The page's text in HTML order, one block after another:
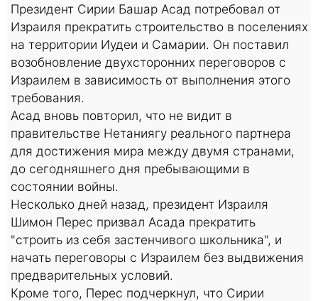
Президент Сирии Башар Асад потребовал от
Израиля прекратить строительство в поселениях
на территории Иудеи и Самарии. Он поставил
возобновление двухсторонних переговоров с
Израилем в зависимость от выполнения этого
требования.
Асад вновь повторил, что не видит в
правительстве Нетаниягу реального партнера
для достижения мира между двумя странами,
до сегодняшнего дня пребывающими в
состоянии войны.
Несколько дней назад, президент Израиля
Шимон Перес призвал Асада прекратить
"строить из себя застенчивого школьника", и
начать переговоры с Израилем без выдвижения
предварительных условий.
Кроме того, Перес подчеркнул, что Сирии